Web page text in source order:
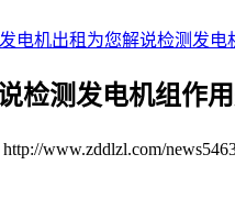
电机出租为您解说检测发电
检测发电机组作
www.zddlzl.com/